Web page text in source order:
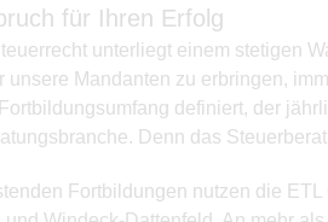
für Ihren Erfolg
unterliegt einem stetigen
unsere Mandanten zu erbringen,
definiert, der
Denn das
Fortbildungen nutzen die